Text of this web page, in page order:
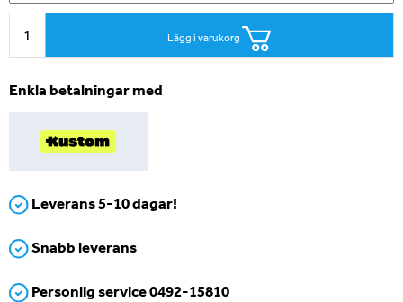
Lägg i varukorg
Enkla betalningar med
Leverans 5-10 dagar!
Snabb leverans
Personlig service 0492-15810